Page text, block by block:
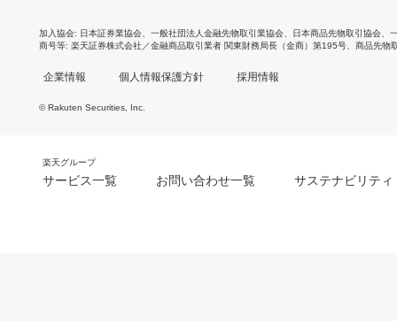
加入協会 日本証券業協会 一般社団法人金融先物取引業協会 日本商品先物取引協会
商号等 楽天証券株式会社／金融商品取引業者 関東財務局長（金商）第195号、商品先物
企業情報 個人情報保護方針 採用情報
© Rakuten Securities, Inc.
楽天グループ
サービス一覧 お問い合わせ一覧 サステナビリティ